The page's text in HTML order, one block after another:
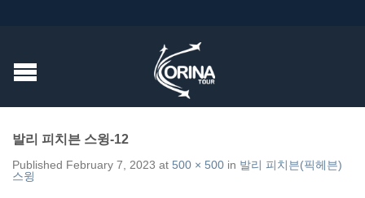
발리 피치븐 스윙-12
Published February 7, 2023 at 500 × 500 in 발리 피치븐(픽헤븐)
스윙